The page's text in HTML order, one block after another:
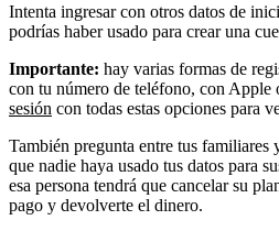
Intenta ingresar con otros datos de
podrías haber usado para crear una
Importante: hay varias formas de
con tu número de teléfono, con Apple
sesión con todas estas opciones para
También pregunta entre tus familiares
que nadie haya usado tus datos para
esa persona tendrá que cancelar su
pago y devolverte el dinero.